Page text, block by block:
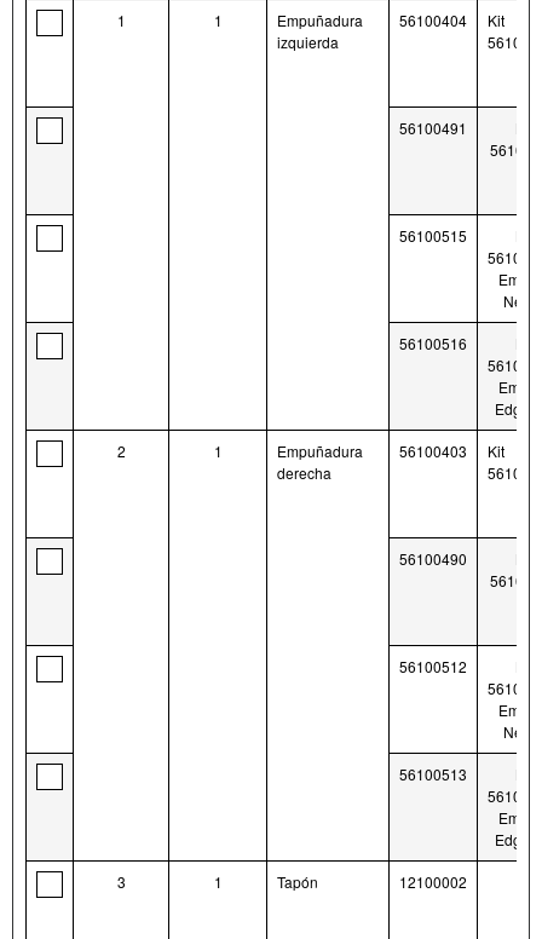
1 1
Empuñadura
izquierda
56100404
Kit
56100491
56100515
56100516
Edge
2 1
Empuñadura
derecha
56100403
Kit
56100490
56100512
56100513
Edge
3 1 Tapón 12100002